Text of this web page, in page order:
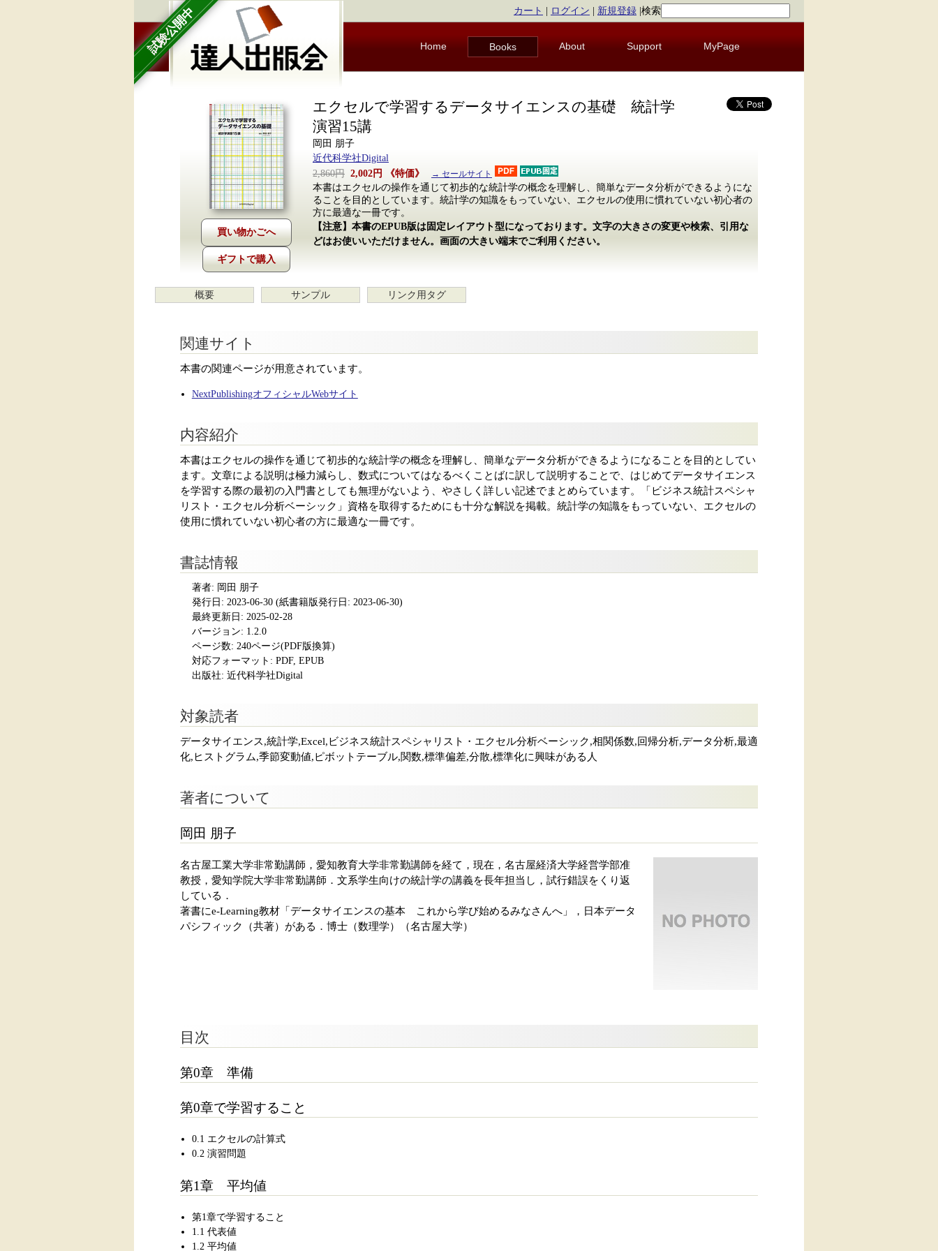
試験公開中 カート ログイン 新規登録 検索
Home Books About Support MyPage
ギフトで購入
エクセルで学習するデータサイエンスの基礎 統計学
演習15講
岡田 朋子
近代科学社Digital
2,860円 2,002円 《特価》 → セールサイト
本書はエクセルの操作を通じて初歩的な統計学の概念を理解し、簡単なデータ分析ができるようにな
ることを目的としています。統計学の知識をもっていない、エクセルの使用に慣れていない初心者の
方に最適な一冊です。
【注意】本書のEPUB版は固定レイアウト型になっております。文字の大きさの変更や検索、引用な
どはお使いいただけません。画面の大きい端末でご利用ください。
概要 サンプル リンク用タグ
関連サイト
本書の関連ページが用意されています。
NextPublishingオフィシャルWebサイト
内容紹介
本書はエクセルの操作を通じて初歩的な統計学の概念を理解し、簡単なデータ分析ができるようになることを目的としてい
ます。文章による説明は極力減らし、数式についてはなるべくことばに訳して説明することで、はじめてデータサイエンス
を学習する際の最初の入門書としても無理がないよう、やさしく詳しい記述でまとめらています。「ビジネス統計スペシャ
リスト・エクセル分析ベーシック」資格を取得するためにも十分な解説を掲載。統計学の知識をもっていない、エクセルの
使用に慣れていない初心者の方に最適な一冊です。
書誌情報
著者: 岡田 朋子
発行日: 2023-06-30(紙書籍版発行日: 2023-06-30)
最終更新日: 2025-02-28
バージョン: 1.2.0
ページ数: 240ページ(PDF版換算)
対応フォーマット: PDF, EPUB
出版社: 近代科学社Digital
対象読者
データサイエンス,統計学,Excel,ビジネス統計スペシャリスト・エクセル分析ベーシック,相関係数,回帰分析,データ分析,最適
化,ヒストグラム,季節変動値,ピボットテーブル,関数,標準偏差,分散,標準化に興味がある人
著者について
岡田 朋子
名古屋工業大学非常勤講師，愛知教育大学非常勤講師を経て，現在，名古屋経済大学経営学部准
教授，愛知学院大学非常勤講師．文系学生向けの統計学の講義を長年担当し，試行錯誤をくり返
している．
著書にe-Learning教材「データサイエンスの基本 これから学び始めるみなさんへ」，日本データ
パシフィック（共著）がある．博士（数理学）（名古屋大学）
目次
第0章 準備
第0章で学習すること
0.1 エクセルの計算式
0.2 演習問題
第1章 平均値
第1章で学習すること
1.1 代表値
1.2 平均値